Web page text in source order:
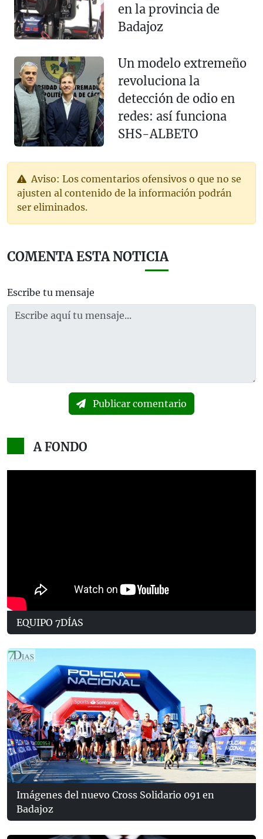
en la provincia de
Badajoz
Un modelo extremeño
revoluciona la
detección de odio en
redes: así funciona
SHS-ALBETO
Aviso: Los comentarios ofensivos o que no se
ajusten al contenido de la información podrán
ser eliminados.
COMENTA ESTA NOTICIA
Escribe tu mensaje
Publicar comentario
A FONDO
EQUIPO 7DÍAS
Imágenes del nuevo Cross Solidario 091 en
Badajoz